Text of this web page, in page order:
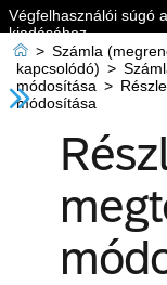
Végfelhasználói súgó
kiadásához
 > Számla
kapcsolódó) >
módosítása >
módosítása